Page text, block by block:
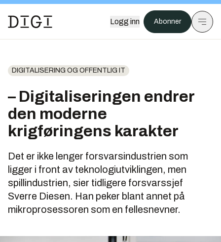
Logg inn Abonner
DIGITALISERING OG OFFENTLIG IT
– Digitaliseringen endrer
den moderne
krigføringens karakter
Det er ikke lenger forsvarsindustrien som
ligger i front av teknologiutviklingen, men
spillindustrien, sier tidligere forsvarssjef
Sverre Diesen. Han peker blant annet på
mikroprosessoren som en fellesnevner.